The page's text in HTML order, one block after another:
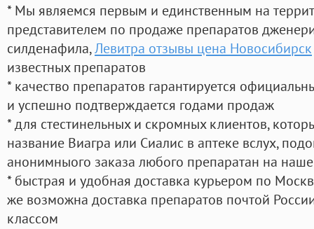
* Мы являемся первым и единственным на
представителем по продаже препаратов
силденафила,Левитра отзывы цена Новосибирск
известных препаратов
* качество препаратов гарантируется
и успешно подтверждается годами продаж
* для стестинельных и скромных клиентов,
название Виагра или Сиалис в аптеке вслух,
анонимныого заказа любого препаратан на
* быстрая и удобная доставка курьером по
же возможна доставка препаратов почтой
классом